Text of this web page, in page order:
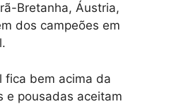
Bretanha, Áustria,
dos campeões em
fica bem acima da
e pousadas aceitam